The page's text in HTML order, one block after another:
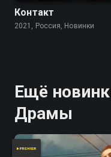
Контакт
2021, Россия, Новинки
Ещё
Драмы